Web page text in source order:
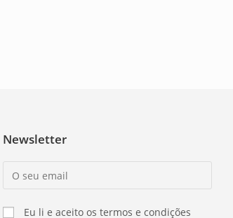
Newsletter
Eu li e aceito os termos e condições